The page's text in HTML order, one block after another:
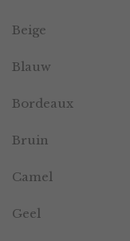
Beige
Blauw
Bordeaux
Bruin
Camel
Geel